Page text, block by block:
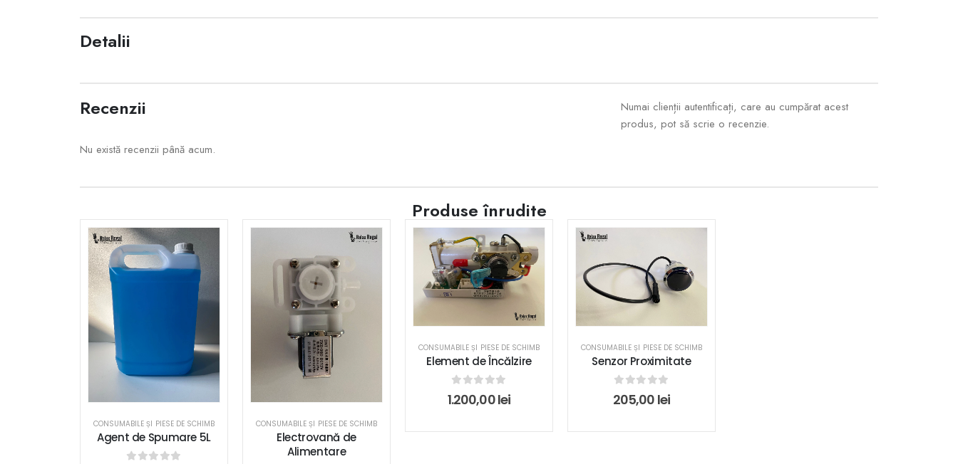
Detalii
Recenzii
Nu există recenzii până acum.
Numai clienții autentificați, care au cumpărat acest
produs, pot să scrie o recenzie.
Produse înrudite
CONSUMABILE ȘI PIESE DE SCHIMB
Agent de Spumare 5L
CONSUMABILE ȘI PIESE DE SCHIMB
Electrovană de
Alimentare
CONSUMABILE ȘI PIESE DE SCHIMB
Element de Încălzire
0out of 5
1.200,00lei
CONSUMABILE ȘI PIESE DE SCHIMB
Senzor Proximitate
0 out of 5
205,00 lei